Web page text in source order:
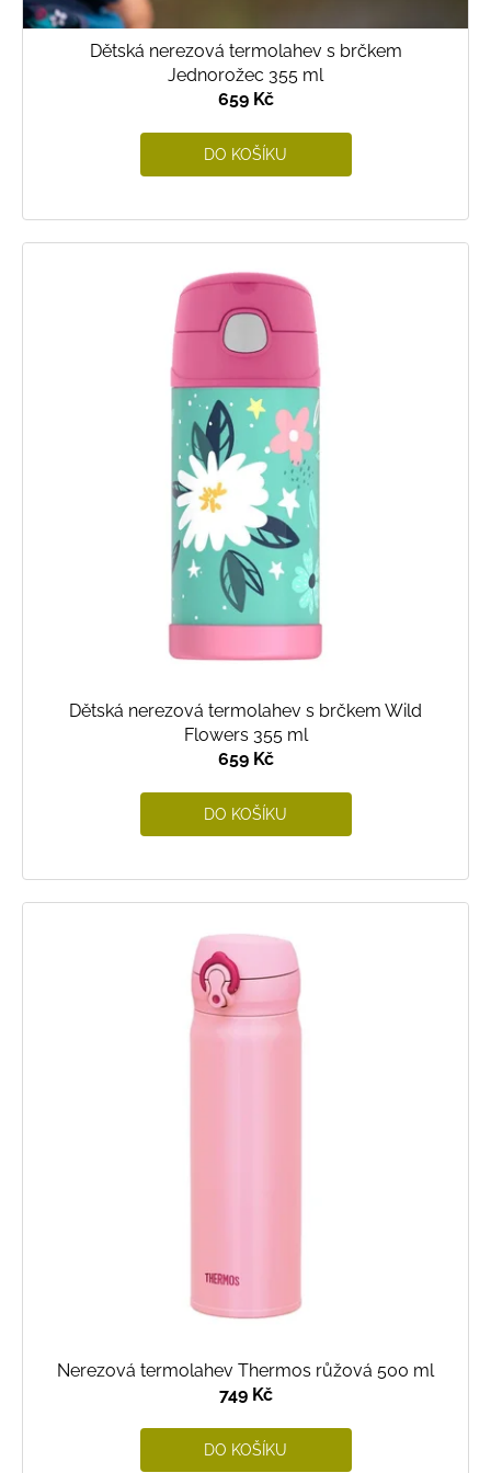
Dětská nerezová termolahev s brčkem
Jednorožec 355 ml
659 Kč
DO KOŠÍKU
Dětská nerezová termolahev s brčkem Wild
Flowers 355 ml
659 Kč
DO KOŠÍKU
Nerezová termolahev Thermos růžová 500 ml
749 Kč
DO KOŠÍKU